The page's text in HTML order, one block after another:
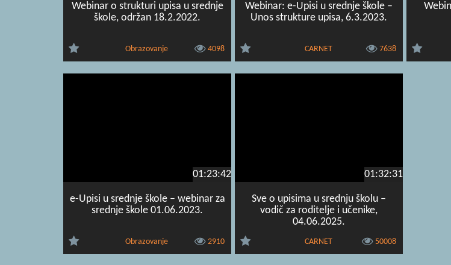
Webinar o strukturi upisa u srednje
škole, održan 18.2.2022.
Obrazovanje 4098
Webinar: e-Upisi u srednje škole –
Unos strukture upisa, 6.3.2023.
CARNET 7638
01:23:42
e-Upisi u srednje škole – webinar za
srednje škole 01.06.2023.
Obrazovanje 2910
01:32:31
Sve o upisima u srednju školu –
vodič za roditelje i učenike,
04.06.2025.
CARNET 50008